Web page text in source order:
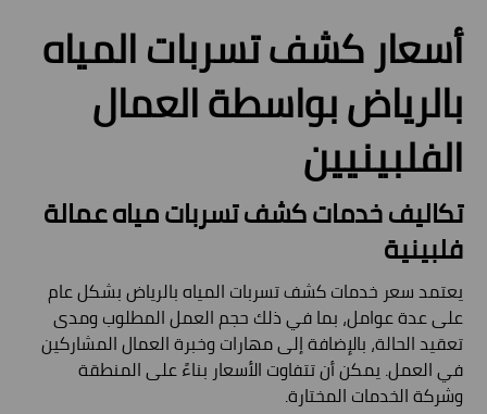
أسعار كشف تسربات المياه
بالرياض بواسطة العمال
الفلبينيين
تكاليف خدمات كشف تسربات مياه عمالة
فلبينية
يعتمد سعر خدمات كشف تسربات المياه بالرياض بشكل عام
على عدة عوامل، بما في ذلك حجم العمل المطلوب ومدى
تعقيد الحالة، بالإضافة إلى مهارات وخبرة العمال المشاركين
في العمل. يمكن أن تتفاوت الأسعار بناءً على المنطقة
وشركة الخدمات المختارة.